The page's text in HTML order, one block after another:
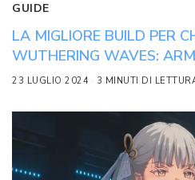
GUIDE
LA MIGLIORE BUILD PER
WUTHERING WAVES:
23 LUGLIO 2024 3 MINUTI DI